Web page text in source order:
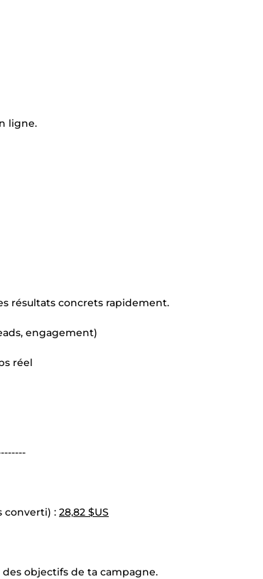
ligne.
résultats concrets rapidement.
engagement)
réel
converti) : 28,82 $US
objectifs de ta campagne.